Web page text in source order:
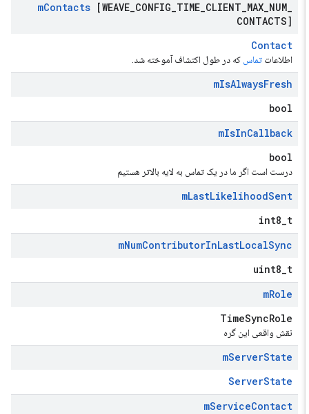
mContacts [WEAVE _CONFIG _TIME _CLIENT _MAX _NUM
CONTACTS]
Contact
اطلاعاتتماسکه در طول اکتشاف آموخته شد.
mIsAlwaysFresh
bool
mIsInCallback
bool
درست است اگر ما در یک تماس به لایه بالاتر هستیم
mLastLikelihoodSent
int8_t
mNumContributorInLastLocalSync
uint8_t
mRole
TimeSyncRole
نقش واقعی این گره
mServerState
ServerState
mServiceContact